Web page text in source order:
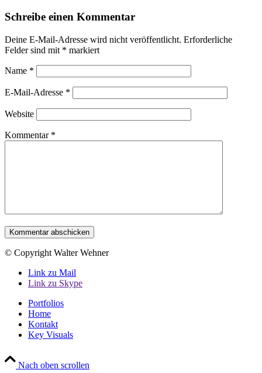
Schreibe einen Kommentar
Deine E-Mail-Adresse wird nicht veröffentlicht. Erforderliche
Felder sind mit * markiert
Name *
E-Mail-Adresse *
Website
Kommentar *
© Copyright Walter Wehner
Link zu Mail
Link zu Skype
Portfolios
Home
Kontakt
Key Visuals
Nach oben scrollen